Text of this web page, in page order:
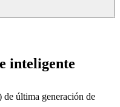
inteligente
última generación de